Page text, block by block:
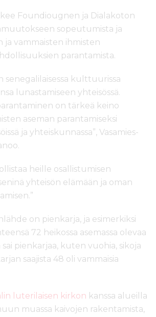
Foundiougnen ja Dialakoton
sopeutumista ja
ja vammaisten ihmisten
parantamista.
senegalilaisessa kulttuurissa
lunastamiseen yhteisössä.
on tärkeä keino
aseman parantamiseksi
ja yhteiskunnassa”, Vasamies-
heille osallistumisen
yhteisön elämään ja oman
on pienkarja, ja esimerkiksi
72 heikossa asemassa olevaa
pienkarjaa, kuten vuohia, sikoja
saajista 48 oli vammaisia
luterilaisen kirkon kanssa alueilla
muassa kaivojen rakentamista,